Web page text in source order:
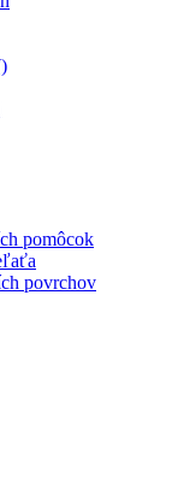
pomôcok
povrchov